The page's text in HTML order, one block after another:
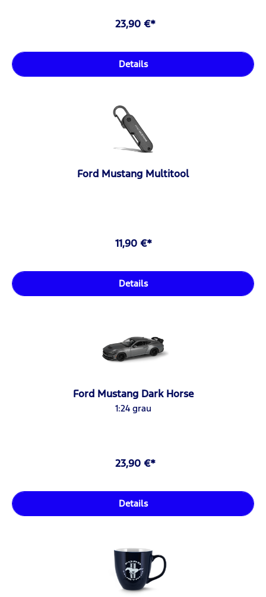
23,90 €*
Details
Ford Mustang Multitool
11,90 €*
Details
Ford Mustang Dark Horse
1:24 grau
23,90 €*
Details